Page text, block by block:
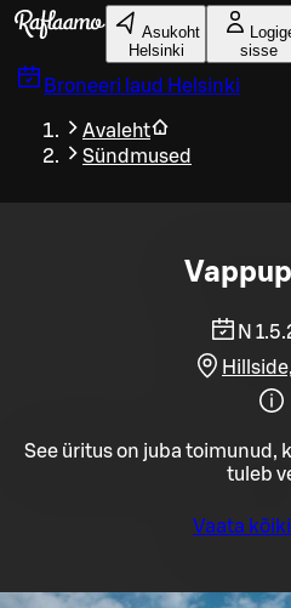
Liigu peamise sisu juurde
Asukoht
Helsinki
sisse
Broneeri laud Helsinki
Avaleht
Sündmused
N
See üritus on juba toimunud,
tuleb
Vaata